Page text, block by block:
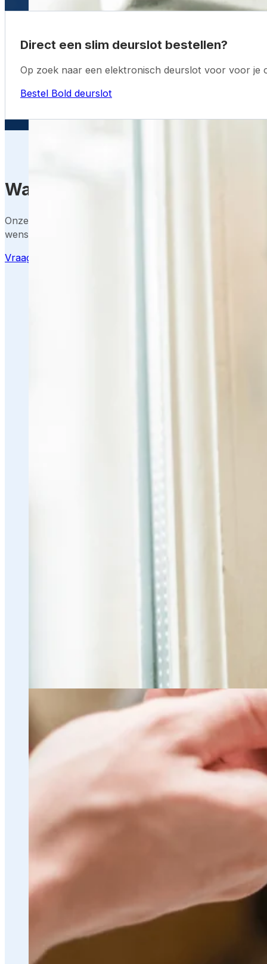
Direct een slim deurslot bestellen?
Op zoek naar een elektronisch deurslot voor voor je
Bestel Bold deurslot
Wat kost een slim deurslot van
Onze adviseurs maken graag een helder voorstel op
wensen en locatie.
Vraag offerte aan